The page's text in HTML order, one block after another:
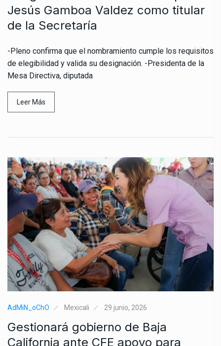
Jesús Gamboa Valdez como titular
de la Secretaría
-Pleno confirma que el nombramiento cumple los requisitos
de elegibilidad y valida su designación. -Presidenta de la
Mesa Directiva, diputada
Leer Más
AdMiN_oChO Mexicali 29 junio, 2026
Gestionará gobierno de Baja
California ante CFE apoyo para